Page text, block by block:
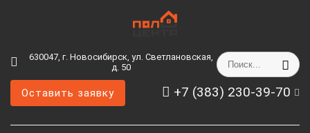
630047, г. Новосибирск, ул. Светлановская,
д. 50
+7 (383) 230-39-70
Оставить заявку